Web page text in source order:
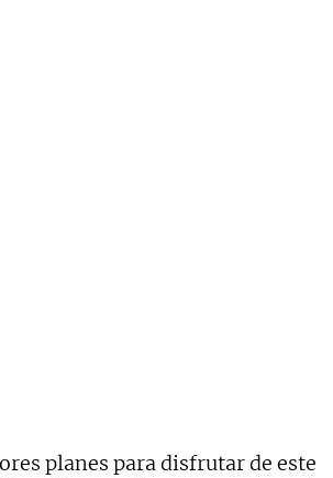
planes para disfrutar de este